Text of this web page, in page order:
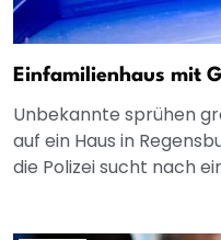
Einfamilienhaus mit
Unbekannte sprühen
auf ein Haus in
die Polizei sucht nach